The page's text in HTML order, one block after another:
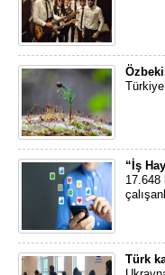
“İş
17.648
Türk